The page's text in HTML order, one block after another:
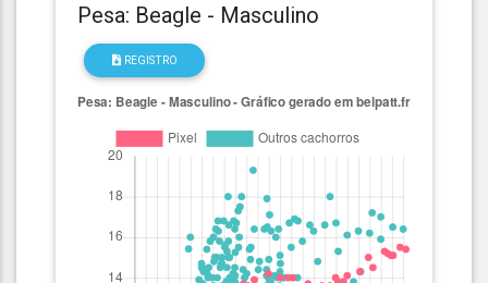
Pesa: Beagle - Masculino
REGISTRO